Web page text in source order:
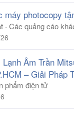
máy photocopy
Các quảng cáo
Lạnh Âm Trần
– Giải Pháp
phẩm điện tử